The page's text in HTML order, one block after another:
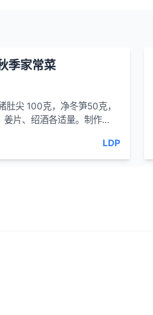
季家常菜
尖 100克，净冬笋50克，
姜片、绍酒各适量。制作①
LDP